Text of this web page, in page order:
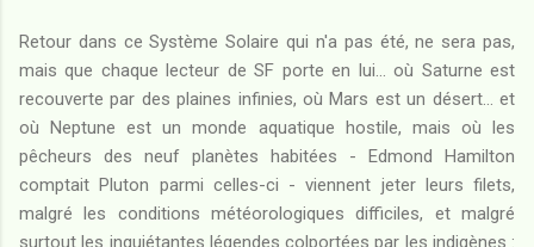
Retour dans ce Système Solaire qui n'a pas été, ne sera pas,
mais que chaque lecteur de SF porte en lui... où Saturne est
recouverte par des plaines infinies, où Mars est un désert... et
où Neptune est un monde aquatique hostile, mais où les
pêcheurs des neuf planètes habitées - Edmond Hamilton
comptait Pluton parmi celles-ci - viennent jeter leurs filets,
malgré les conditions météorologiques difficiles, et malgré
surtout les inquiétantes légendes colportées par les indigènes :